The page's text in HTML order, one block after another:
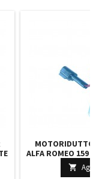
ALFA ROMEO 159
ANTERIORE
